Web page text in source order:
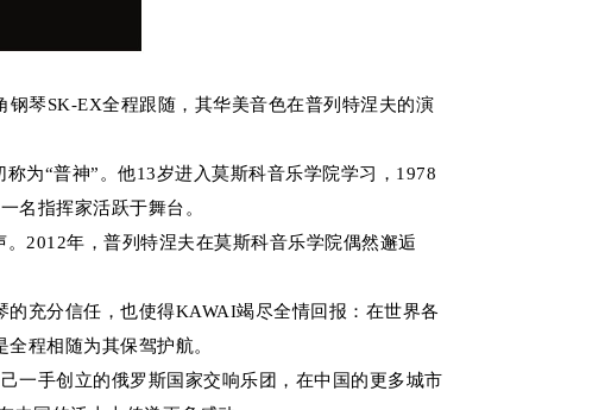
琴SK-EX全程跟随，其华美音色在普列特涅夫的演
为“普神”。他13岁进入莫斯科音乐学院学习，1978
名指挥家活跃于舞台。
2012年，普列特涅夫在莫斯科音乐学院偶然邂逅
充分信任，也使得KAWAI竭尽全情回报：在世界各
程相随为其保驾护航。
手创立的俄罗斯国家交响乐团，在中国的更多城市